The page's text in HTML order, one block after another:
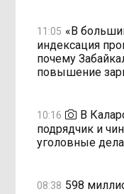
11:05 «В
индексация
почему
повышение
10:16
В
подрядчик и
уголовные дела
08:38 598